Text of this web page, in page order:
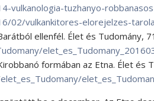
vulkanologia-tuzhanyo-
02/vulkankitores-elorejelzes-
ellenfél. Élet és Tudomány,
formában az Etna. Élet és